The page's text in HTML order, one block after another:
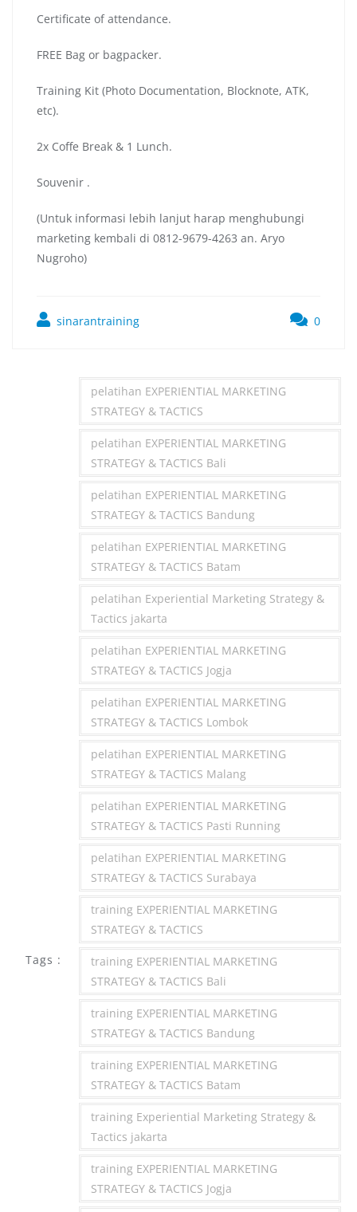
Certificate of attendance.
FREE Bag or bagpacker.
Training Kit (Photo Documentation, Blocknote, ATK,
etc).
2x Coffe Break & 1 Lunch.
Souvenir .
(Untuk informasi lebih lanjut harap menghubungi
marketing kembali di 0812-9679-4263 an. Aryo
Nugroho)
sinarantraining 0
Tags :
pelatihan EXPERIENTIAL MARKETING
STRATEGY & TACTICS
pelatihan EXPERIENTIAL MARKETING
STRATEGY & TACTICS Bali
pelatihan EXPERIENTIAL MARKETING
STRATEGY & TACTICS Bandung
pelatihan EXPERIENTIAL MARKETING
STRATEGY & TACTICS Batam
pelatihan Experiential Marketing Strategy &
Tactics jakarta
pelatihan EXPERIENTIAL MARKETING
STRATEGY & TACTICS Jogja
pelatihan EXPERIENTIAL MARKETING
STRATEGY & TACTICS Lombok
pelatihan EXPERIENTIAL MARKETING
STRATEGY & TACTICS Malang
pelatihan EXPERIENTIAL MARKETING
STRATEGY & TACTICS Pasti Running
pelatihan EXPERIENTIAL MARKETING
STRATEGY & TACTICS Surabaya
training EXPERIENTIAL MARKETING
STRATEGY & TACTICS
training EXPERIENTIAL MARKETING
STRATEGY & TACTICS Bali
training EXPERIENTIAL MARKETING
STRATEGY & TACTICS Bandung
training EXPERIENTIAL MARKETING
STRATEGY & TACTICS Batam
training Experiential Marketing Strategy &
Tactics jakarta
training EXPERIENTIAL MARKETING
STRATEGY & TACTICS Jogja